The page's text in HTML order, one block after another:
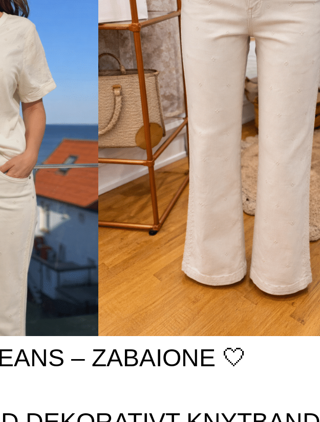
– ZABAIONE 🤍